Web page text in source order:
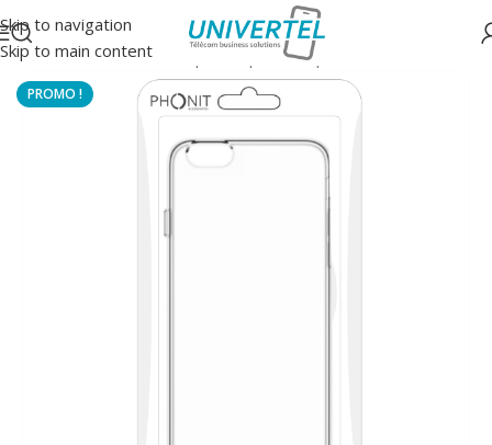
Skip to navigation
Skip to main content
Accueil/Protections Coque souple transparente